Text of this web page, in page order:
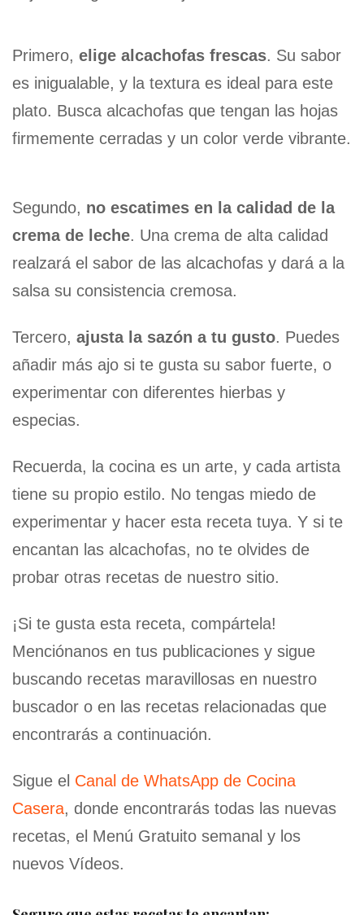
Primero, elige alcachofas frescas. Su sabor
es inigualable, y la textura es ideal para este
plato. Busca alcachofas que tengan las hojas
firmemente cerradas y un color verde vibrante.
Segundo, no escatimes en la calidad de la
crema de leche. Una crema de alta calidad
realzará el sabor de las alcachofas y dará a la
salsa su consistencia cremosa.
Tercero, ajusta la sazón a tu gusto. Puedes
añadir más ajo si te gusta su sabor fuerte, o
experimentar con diferentes hierbas y
especias.
Recuerda, la cocina es un arte, y cada artista
tiene su propio estilo. No tengas miedo de
experimentar y hacer esta receta tuya. Y si te
encantan las alcachofas, no te olvides de
probar otras recetas de nuestro sitio.
¡Si te gusta esta receta, compártela!
Menciónanos en tus publicaciones y sigue
buscando recetas maravillosas en nuestro
buscador o en las recetas relacionadas que
encontrarás a continuación.
Sigue el Canal de WhatsApp de Cocina
Casera, donde encontrarás todas las nuevas
recetas, el Menú Gratuito semanal y los
nuevos Vídeos.